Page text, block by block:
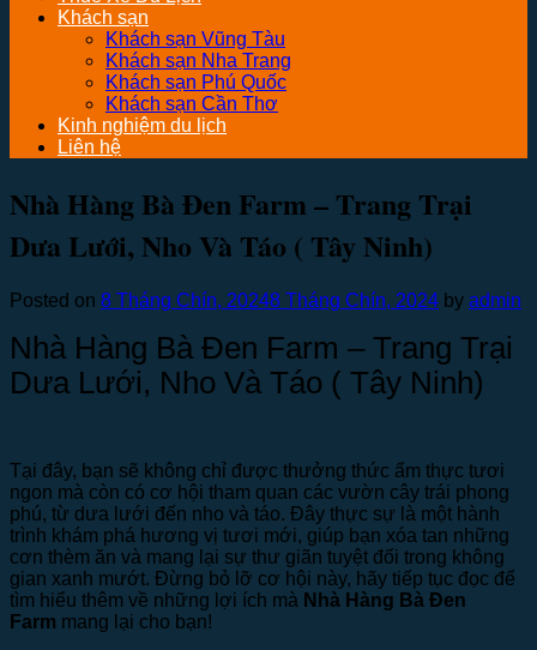
Khách sạn
Khách sạn Vũng Tàu
Khách sạn Nha Trang
Khách sạn Phú Quốc
Khách sạn Cần Thơ
Kinh nghiệm du lịch
Liên hệ
Nhà Hàng Bà Đen Farm – Trang Trại
Dưa Lưới, Nho Và Táo ( Tây Ninh)
Posted on 8 Tháng Chín, 20248 Tháng Chín, 2024 by admin
Nhà Hàng Bà Đen Farm – Trang Trại
Dưa Lưới, Nho Và Táo ( Tây Ninh)
Tại đây, bạn sẽ không chỉ được thưởng thức ẩm thực tươi
ngon mà còn có cơ hội tham quan các vườn cây trái phong
phú, từ dưa lưới đến nho và táo. Đây thực sự là một hành
trình khám phá hương vị tươi mới, giúp bạn xóa tan những
cơn thèm ăn và mang lại sự thư giãn tuyệt đối trong không
gian xanh mướt. Đừng bỏ lỡ cơ hội này, hãy tiếp tục đọc để
tìm hiểu thêm về những lợi ích mà Nhà Hàng Bà Đen
Farm mang lại cho bạn!